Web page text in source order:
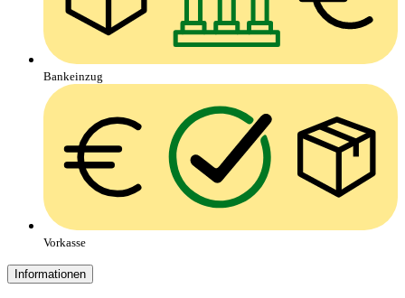
Bankeinzug
Vorkasse
Informationen